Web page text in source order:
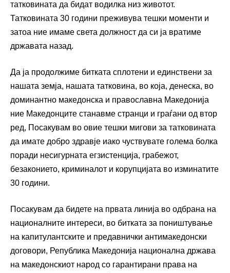
татковината да бидат водилка низ животот.
Татковината 30 години преживува тешки моменти и
затоа ние имаме света должност да си ја вратиме
државата назад.
Да ја продолжиме битката сплотени и единствени за
нашата земја, нашата татковина, во која, денеска, во
доминантно македонска и православна Македонија
ние Македонците станавме странци и граѓани од втор
ред, Посакувам во овие тешки мигови за татковината
да имате добро здравје иако чуствувате голема болка
поради несигурната егзистенција, грабежот,
безаконието, криминалот и корупцијата во изминатите
30 години.
Посакувам да бидете на првата линија во одбрана на
националните интереси, во битката за поништување
на капитулантските и предавнички антимакедонски
договори, Република Македонија национална држава
на македонскиот народ со гарантирани права на